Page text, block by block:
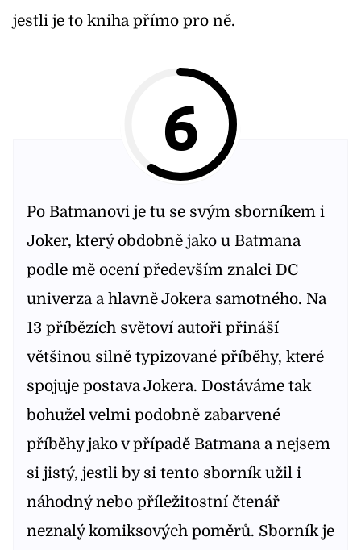
jestli je to kniha přímo pro ně.
6
Po Batmanovi je tu se svým sborníkem i
Joker, který obdobně jako u Batmana
podle mě ocení především znalci DC
univerza a hlavně Jokera samotného. Na
13 příbězích světoví autoři přináší
většinou silně typizované příběhy, které
spojuje postava Jokera. Dostáváme tak
bohužel velmi podobně zabarvené
příběhy jako v případě Batmana a nejsem
si jistý, jestli by si tento sborník užil i
náhodný nebo příležitostní čtenář
neznalý komiksových poměrů. Sborník je